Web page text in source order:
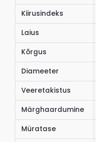
Kiirusindeks
Laius
Kõrgus
Diameeter
Veeretakistus
Märghaardumine
Müratase